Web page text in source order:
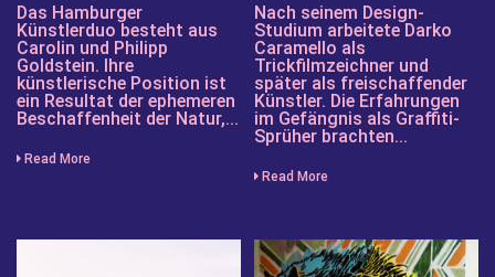
Das Hamburger
Künstlerduo besteht aus
Carolin und Philipp
Goldstein. Ihre
künstlerische Position ist
ein Resultat der ephemeren
Beschaffenheit der Natur,...
Read More
Nach seinem Design-
Studium arbeitete Darko
Caramello als
Trickfilmzeichner und
später als freischaffender
Künstler. Die Erfahrungen
im Gefängnis als Graffiti-
Sprüher brachten...
Read More